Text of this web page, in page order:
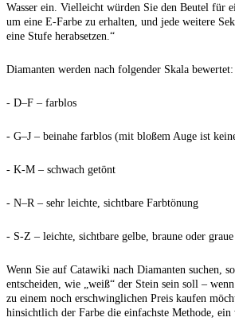
Wasser ein. Vielleicht würden Sie den Beutel für
um eine E-Farbe zu erhalten, und jede weitere
eine Stufe herabsetzen.“
Diamanten werden nach folgender Skala bewertet:
- D–F – farblos
- G–J – beinahe farblos (mit bloßem Auge ist
- K-M – schwach getönt
- N–R – sehr leichte, sichtbare Farbtönung
- S-Z – leichte, sichtbare gelbe, braune oder
Wenn Sie auf Catawiki nach Diamanten suchen,
entscheiden, wie „weiß“ der Stein sein soll –
zu einem noch erschwinglichen Preis kaufen
hinsichtlich der Farbe die einfachste Methode, ein